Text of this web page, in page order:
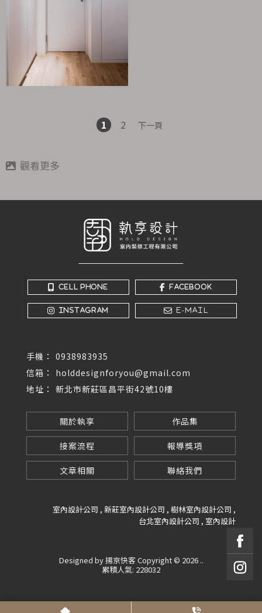
1 2 下一頁
0938983935
holddesignforyou@gmail.com
新北市新莊區昌平街42號10樓
關於執享 作品集
接案流程 報導獎項
文章相關 聯絡我們
室內設計公司 新莊室內設計公司 樹林室內設計公司
台北室內設計公司
室內設計
Designed by揚京快客Copyright © 2026 ..
累積人氣: 228032